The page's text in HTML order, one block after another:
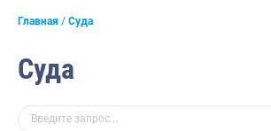
Главная Суда
Суда